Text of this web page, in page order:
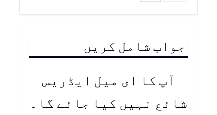
جواب شامل کریں
آپ کا ای میل ایڈریس
شائع نہیں کیا جائے گا۔